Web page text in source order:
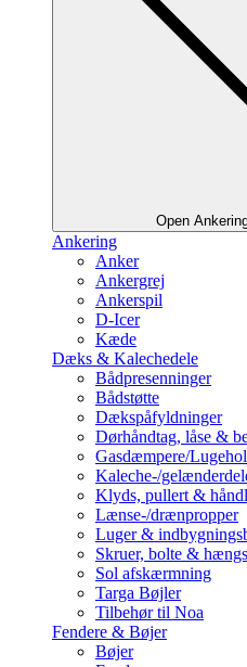
Open
Ankering
Anker
Ankergrej
Ankerspil
D-Icer
Kæde
Dæks & Kalechedele
Bådpresenninger
Bådstøtte
Dækspåfyldninger
Dørhåndtag, låse &
Gasdæmpere/
Kaleche-/
Klyds, pullert &
Lænse-/drænpropper
Luger &
Skruer, bolte &
Sol afskærmning
Targa Bøjler
Tilbehør til Noa
Fendere & Bøjer
Bøjer